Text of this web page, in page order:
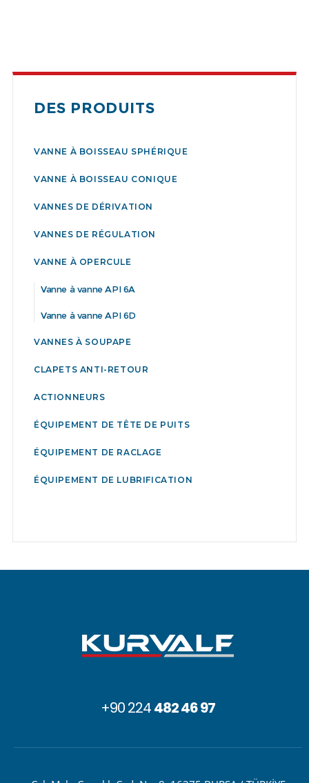
DES PRODUITS
VANNE À BOISSEAU SPHÉRIQUE
VANNE À BOISSEAU CONIQUE
VANNES DE DÉRIVATION
VANNES DE RÉGULATION
VANNE À OPERCULE
Vanne à vanne API 6A
Vanne à vanne API 6D
VANNES À SOUPAPE
CLAPETS ANTI-RETOUR
ACTIONNEURS
ÉQUIPEMENT DE TÊTE DE PUITS
ÉQUIPEMENT DE RACLAGE
ÉQUIPEMENT DE LUBRIFICATION
+90 224482 46 97